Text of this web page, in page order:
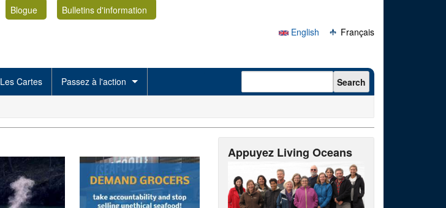
Blogue
Bulletins d'information
English
Français
Les Cartes Passez à l'action Search form Search
Appuyez Living Oceans